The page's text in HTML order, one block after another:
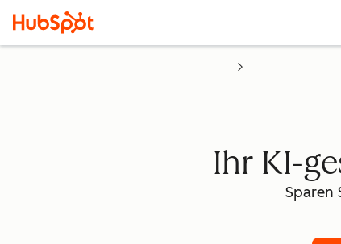
Ihr KI-
Sparen